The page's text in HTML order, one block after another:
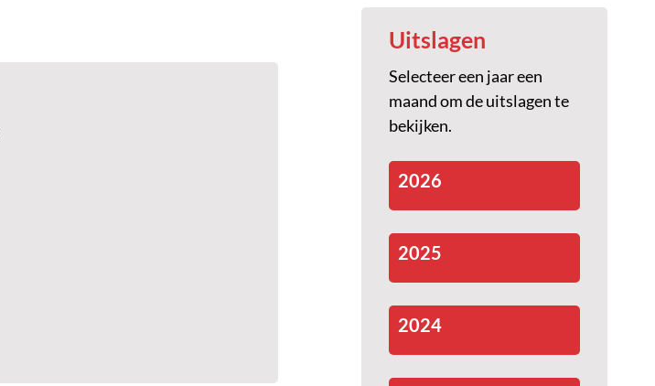
Uitslagen
Selecteer een jaar een
maand om de uitslagen te
bekijken.
2026
2025
2024